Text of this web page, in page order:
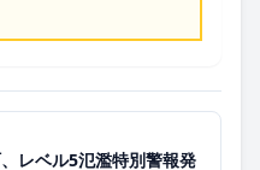
レベル5氾濫特別警報発